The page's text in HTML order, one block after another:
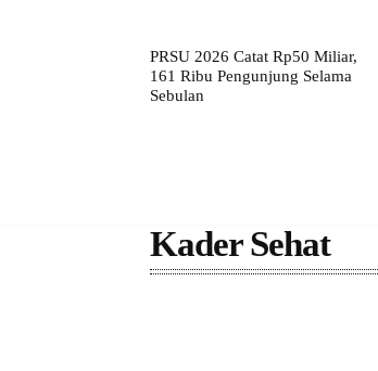
PRSU 2026 Catat Rp50 Miliar,
161 Ribu Pengunjung Selama
Sebulan
Kader Sehat